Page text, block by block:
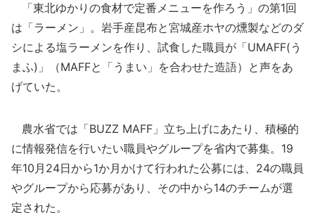
「東北ゆかりの食材で定番メニューを作ろう」の第1回
は「ラーメン」。岩手産昆布と宮城産ホヤの燻製などのダ
シによる塩ラーメンを作り、試食した職員が「UMAFF(う
まふ)」（MAFFと「うまい」を合わせた造語）と声をあ
げていた。
農水省では「BUZZ MAFF」立ち上げにあたり、積極的
に情報発信を行いたい職員やグループを省内で募集。19
年10月24日から1か月かけて行われた公募には、24の職員
やグループから応募があり、その中から14のチームが選
定された。